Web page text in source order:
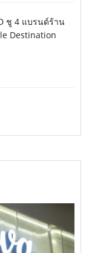
ชู 4 แบรนด์ร้าน
Destination